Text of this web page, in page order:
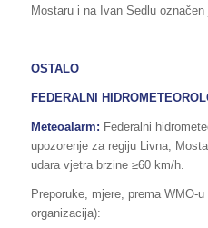
Mostaru i na Ivan Sedlu označen
OSTALO
FEDERALNI
Meteoalarm: Federalni
upozorenje za regiju Livna,
udara vjetra brzine ≥60 km/h.
Preporuke, mjere, prema WMO-
organizacija):